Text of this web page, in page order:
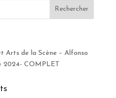
Arts de la Scène – Alfonso
2024- COMPLET